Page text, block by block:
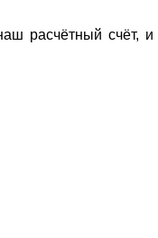
расчётный счёт,